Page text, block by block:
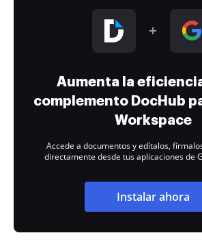
Aumenta la
complemento DocHub
Workspace
Accede a documentos y edítalos,
directamente desde tus aplicaciones de
Instalar ahora